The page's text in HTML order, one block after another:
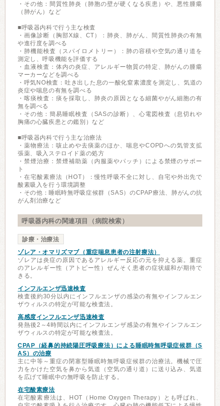
・その他：間質性肺炎（肺胞の壁が硬くなる疾患）や、悪性腫瘍
（肺がん）など
■呼吸器内科で行う主な検査
・画像診断（胸部X線、CT）：肺炎、肺がん、間質性肺炎の有無
や進行度を調べる
・肺機能検査（スパイロメトリー）：肺の容積や空気の通り道を
測定し、呼吸機能を評価する
・血液検査：体内の炎症、アレルギー物質の特定、肺がんの腫瘍
マーカーなどを調べる
・呼気NO検査：吐き出した息の一酸化窒素濃度を測定し、気道の
炎症や喘息の有無を調べる
・喀痰検査：痰を採取し、肺炎の原因となる細菌やがん細胞の有
無を調べる
・その他：簡易睡眠検査（SASの診断）、心電図検査（息切れや
胸痛の心臓疾患との鑑別）など
■呼吸器内科で行う主な治療法
・薬物療法：咳止めや去痰薬のほか、喘息やCOPDへの気管支拡
張薬、吸入ステロイド薬の処方
・禁煙治療：禁煙補助薬（内服薬やパッチ）による禁煙のサポー
ト
・在宅酸素療法（HOT）：慢性呼吸不全に対し、自宅や外出先で
酸素吸入を行う環境調整
・その他：睡眠時無呼吸症候群（SAS）のCPAP療法、肺がんの抗
がん剤治療など
呼吸器内科の関連項目（病院検索）
診療・治療法
ゾレア・オマリズマブ（重症喘息患者の注射療法）
ゾレアは炎症の原因であるアレルギー反応の元を抑える薬。重症
のアレルギー性（アトピー性）ぜんそく患者の症状緩和が期待で
きる。
インフルエンザ迅速検査
検査後約30分以内にインフルエンザの感染の有無やインフルエン
ザウィルスの特定が可能な検査法。
高感度インフルエンザ迅速検査
発熱後2～4時間以内にインフルエンザ感染の有無やインフルエン
ザウィルスの特定が可能な検査法。
CPAP（経鼻的持続陽圧呼吸療法）による睡眠時無呼吸症候群（S
AS）の治療
主に中等～重症の閉塞型睡眠時無呼吸症候群の治療法。機械で圧
力をかけた空気を鼻から気道（空気の通り道）に送り込み、気道
を広げて睡眠中の無呼吸を防止する。
在宅酸素療法
在宅酸素療法は、HOT（Home Oxygen Therapy）とも呼ばれ、